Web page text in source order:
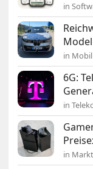
in
in
6G:
in
in